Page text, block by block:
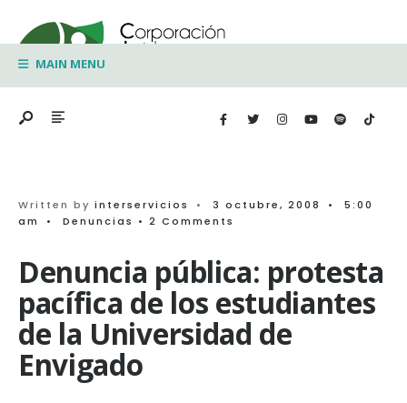
to
contentMAIN MENU
Written by interservicios • 3 octubre, 2008 •
5:00
am
• Denuncias • 2 Comments
Denuncia pública: protesta
pacífica de los estudiantes
de la Universidad de
Envigado
for: